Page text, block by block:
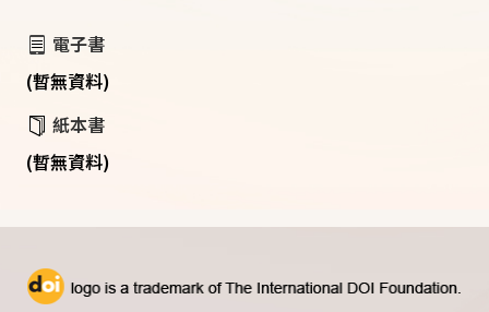
電子書
(暫無資料)
紙本書
(暫無資料)